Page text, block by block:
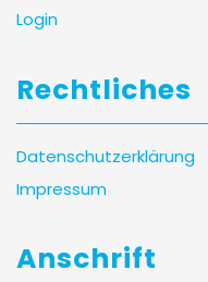
Login
Rechtliches
Datenschutzerklärung
Impressum
Anschrift